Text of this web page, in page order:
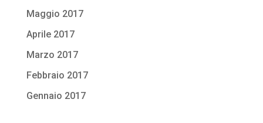
Maggio 2017
Aprile 2017
Marzo 2017
Febbraio 2017
Gennaio 2017